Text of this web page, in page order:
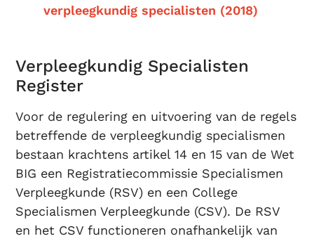
verpleegkundig specialisten (2018)
Verpleegkundig Specialisten
Register
Voor de regulering en uitvoering van de regels
betreffende de verpleegkundig specialismen
bestaan krachtens artikel 14 en 15 van de Wet
BIG een Registratiecommissie Specialismen
Verpleegkunde (RSV) en een College
Specialismen Verpleegkunde (CSV). De RSV
en het CSV functioneren onafhankelijk van